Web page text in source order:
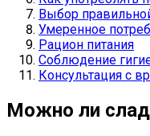
Выбор
Умеренное
Рацион питания
Соблюдение
Консультация с
Можно ли